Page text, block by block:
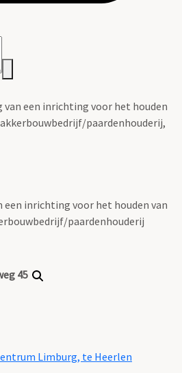
een inrichting voor het houden
paardenhouderij,
inrichting voor het houden van
paardenhouderij
45
Limburg, te Heerlen